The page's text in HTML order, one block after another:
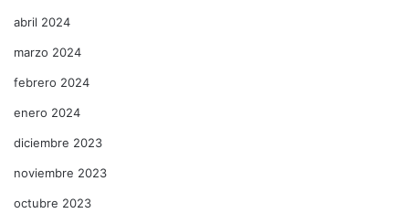
abril 2024
marzo 2024
febrero 2024
enero 2024
diciembre 2023
noviembre 2023
octubre 2023